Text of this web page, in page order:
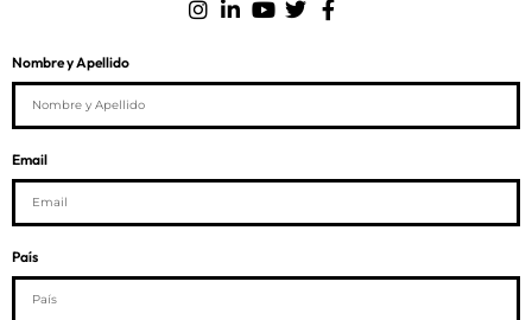
Nombre y Apellido
Email
País